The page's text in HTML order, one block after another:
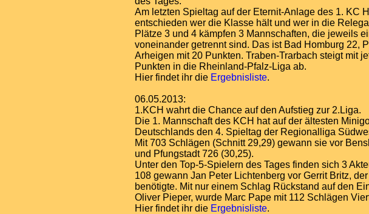
Am letzten Spieltag auf der Eternit-Anlage des 1. KC
entschieden wer die Klasse hält und wer in die
Plätze 3 und 4 kämpfen 3 Mannschaften, die jeweils
voneinander getrennt sind. Das ist Bad Homburg 22,
Arheigen mit 20 Punkten. Traben-Trarbach steigt mit
Punkten in die Rheinland-Pfalz-Liga ab.
Hier findet ihr die Ergebnisliste.
06.05.2013:
1.KCH wahrt die Chance auf den Aufstieg zur 2.Liga.
Die 1. Mannschaft des KCH hat auf der ältesten
Deutschlands den 4. Spieltag der Regionalliga
Mit 703 Schlägen (Schnitt 29,29) gewann sie vor
und Pfungstadt 726 (30,25).
Unter den Top-5-Spielern des Tages finden sich 3
108 gewann Jan Peter Lichtenberg vor Gerrit Britz,
benötigte. Mit nur einem Schlag Rückstand auf den
Oliver Pieper, wurde Marc Pape mit 112 Schlägen
Hier findet ihr die Ergebnisliste.